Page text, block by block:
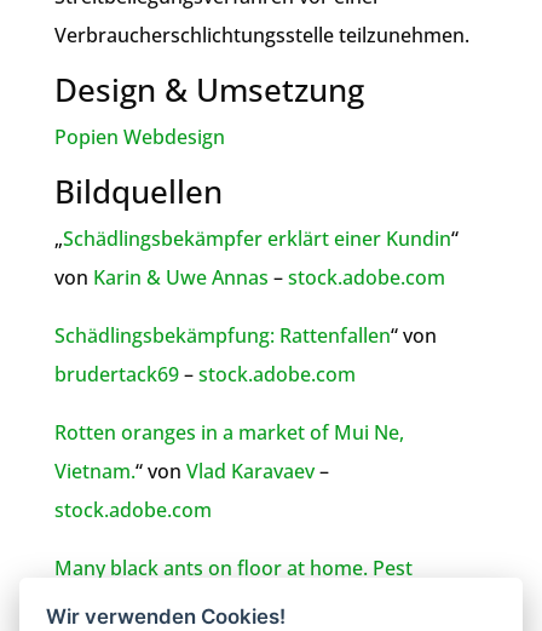
Verbraucherschlichtungsstelle teilzunehmen.
Design & Umsetzung
Popien Webdesign
Bildquellen
„Schädlingsbekämpfer erklärt einer Kundin“
von Karin & Uwe Annas –stock.adobe.com
Schädlingsbekämpfung: Rattenfallen“ von
brudertack69–stock.adobe.com
Rotten oranges in a market of Mui Ne,
Vietnam.“ von Vlad Karavaev–
stock.adobe.com
Many black ants on floor at home. Pest
control“ vonNew Africa–
Wir verwenden Cookies!